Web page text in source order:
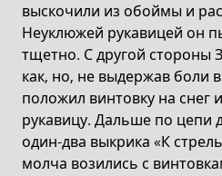
выскочили из обоймы и
Неуклюжей рукавицей он
тщетно. С другой стороны
как, но, не выдержав боли
положил винтовку на снег
рукавицу. Дальше по цепи
один-два выкрика «К
молча возились с